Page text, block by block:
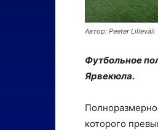
Автор: Peeter Lilleväli
Футбольное
Ярвекюла.
которого